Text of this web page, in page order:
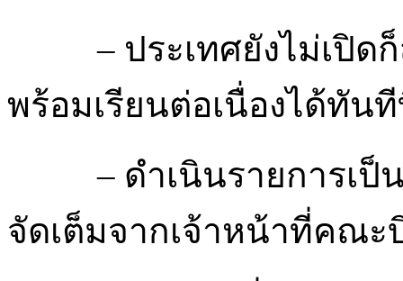
– ประเทศยังไม่เปิด
พร้อมเรียนต่อเนื่องได้ทัน
– ดำเนินรายการเ
จัดเต็มจากเจ้าหน้าที่คณ